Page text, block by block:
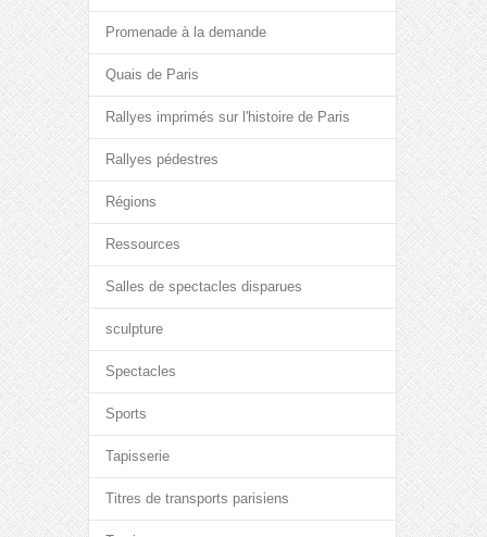
Promenade à la demande
Quais de Paris
Rallyes imprimés sur l'histoire de Paris
Rallyes pédestres
Régions
Ressources
Salles de spectacles disparues
sculpture
Spectacles
Sports
Tapisserie
Titres de transports parisiens